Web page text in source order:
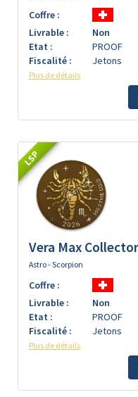
Coffre :
Livrable :
Non
Etat :
PROOF
Fiscalité :
Jetons
Plus de détails
LSP
Vera Max Collector
Astro - Scorpion
Coffre :
Livrable :
Non
Etat :
PROOF
Fiscalité :
Jetons
Plus de détails